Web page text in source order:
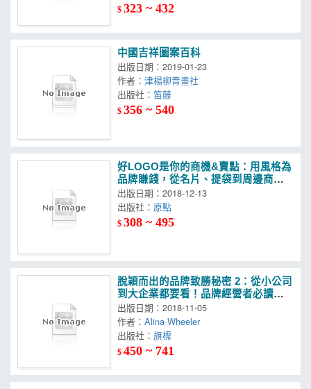
$323 ~ 432
中國吉祥圖案百科
出版日期：2019-01-23
作者：津楊柳青畫社
出版社：
$356 ~ 540
好LOGO是你的商機&賣點：用風格為
品牌賺錢，從名片、提袋到周邊商
品，都是讓人手滑的好設計
出版日期：2018-12-13
出版社：
$308 ~ 495
脫穎而出的品牌致勝秘密 2：從小公司
到大企業都要看！品牌經營者必讀聖
經
出版日期：2018-11-05
作者：Alina Wheeler
出版社：
$450 ~ 741